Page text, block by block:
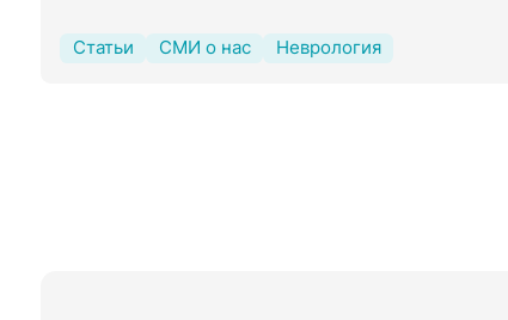
Статьи СМИ о нас Неврология